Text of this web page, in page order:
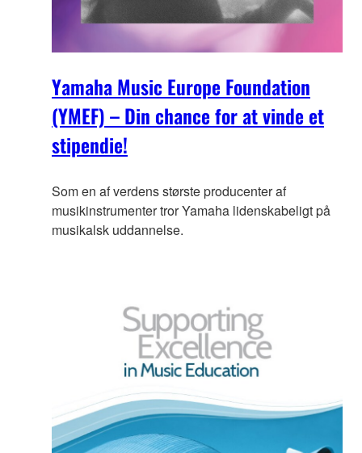
Yamaha Music Europe Foundation
(YMEF) – Din chance for at vinde et
stipendie!
Som en af verdens største producenter af
musikinstrumenter tror Yamaha lidenskabeligt på
musikalsk uddannelse.